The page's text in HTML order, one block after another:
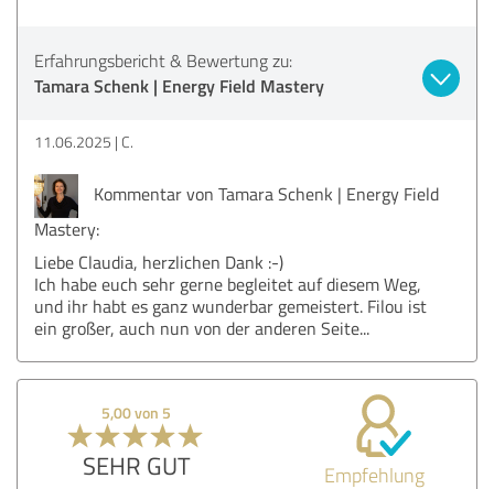
Erfahrungsbericht & Bewertung zu:
Tamara Schenk | Energy Field Mastery
11.06.2025 C.
Kommentar von Tamara Schenk | Energy Field
Mastery:
Liebe Claudia, herzlichen Dank :-)
Ich habe euch sehr gerne begleitet auf diesem Weg,
und ihr habt es ganz wunderbar gemeistert. Filou ist
ein großer, auch nun von der anderen Seite...
5,00 von 5
SEHR GUT Empfehlung